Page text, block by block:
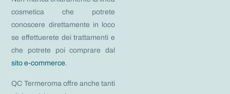
cosmetica che potrete
conoscere direttamente in loco
se effettuerete dei trattamenti e
che potrete poi comprare dal
sito e-commerce.
QC Termeroma offre anche tanti